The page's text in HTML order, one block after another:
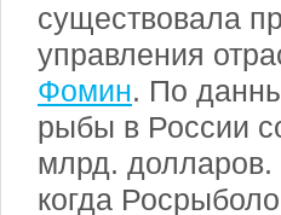
существовала
управления
Фомин. По
рыбы в России
млрд. долларов.
когда